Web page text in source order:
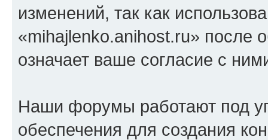
изменений, так как
«mihajlenko.anihost.ru» после
означает ваше согласие с
Наши форумы работают под
обеспечения для создания